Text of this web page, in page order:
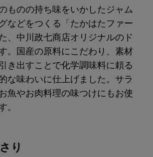
ものの持ち味をいかしたジャム
などをつくる「たかはたファー
、中川政七商店オリジナルのド
。国産の原料にこだわり、素材
き出すことで化学調味料に頼る
な味わいに仕上げました。サラ
魚やお肉料理の味つけにもお使
。
り